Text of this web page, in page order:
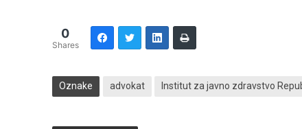
0
Shares
Oznake advokat Institut za javno zdravstvo